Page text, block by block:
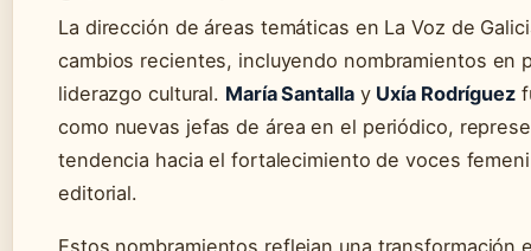
La dirección de áreas temáticas en La Voz de
cambios recientes, incluyendo nombramientos en
liderazgo cultural. María Santallay Uxía Rodríguez
como nuevas jefas de área en el periódico,
tendencia hacia el fortalecimiento de voces
editorial.